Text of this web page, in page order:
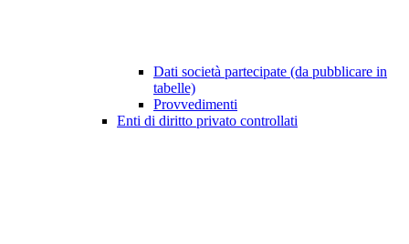
Dati società partecipate (da pubblicare in
tabelle)
Provvedimenti
Enti di diritto privato controllati